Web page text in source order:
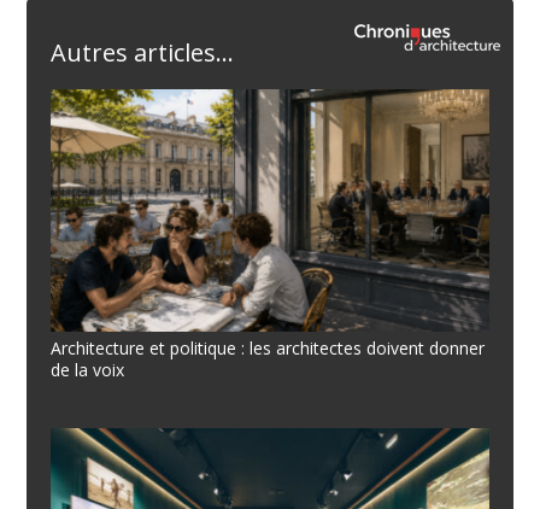
Autres articles...
Architecture et politique : les architectes doivent donner
de la voix